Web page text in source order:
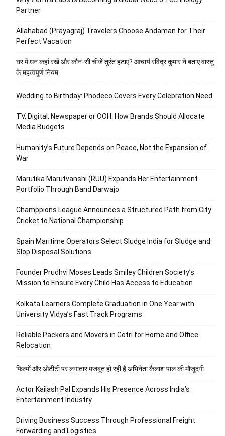
Partner
Allahabad (Prayagraj) Travelers Choose Andaman for Their
Perfect Vacation
घर में धन कहां रखें और कौन-सी चीजें तुरंत हटाएं? आचार्य रविंद्र कुमार ने बताए वास्तु
के महत्वपूर्ण नियम
Wedding to Birthday: Phodeco Covers Every Celebration Need
TV, Digital, Newspaper or OOH: How Brands Should Allocate
Media Budgets
Humanity’s Future Depends on Peace, Not the Expansion of
War
Marutika Marutvanshi (RUU) Expands Her Entertainment
Portfolio Through Band Darwajo
Champpions League Announces a Structured Path from City
Cricket to National Championship
Spain Maritime Operators Select Sludge India for Sludge and
Slop Disposal Solutions
Founder Prudhvi Moses Leads Smiley Children Society’s
Mission to Ensure Every Child Has Access to Education
Kolkata Learners Complete Graduation in One Year with
University Vidya’s Fast Track Programs
Reliable Packers and Movers in Gotri for Home and Office
Relocation
फिल्मों और ओटीटी पर लगातार मजबूत हो रही है अभिनेता कैलाश पाल की मौजूदगी
Actor Kailash Pal Expands His Presence Across India’s
Entertainment Industry
Driving Business Success Through Professional Freight
Forwarding and Logistics